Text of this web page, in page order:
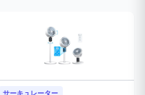
サーキュレーター